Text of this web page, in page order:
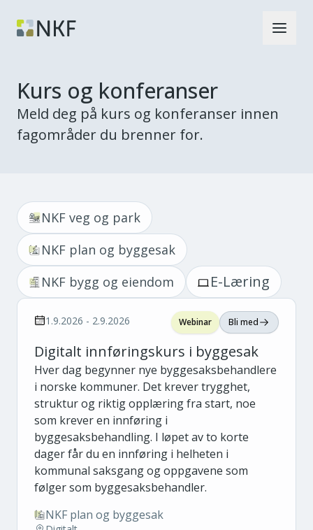
Kurs og konferanser
Meld deg på kurs og konferanser innen
fagområder du brenner for.
NKF veg og park
NKF plan og byggesak
NKF bygg og eiendom
E-Læring
1.9.2026 - 2.9.2026 Webinar Bli med
Digitalt innføringskurs i byggesak
Hver dag begynner nye byggesaksbehandlere
i norske kommuner. Det krever trygghet,
struktur og riktig opplæring fra start, noe
som krever en innføring i
byggesaksbehandling. I løpet av to korte
dager får du en innføring i helheten i
kommunal saksgang og oppgavene som
følger som byggesaksbehandler.
NKF plan og byggesak